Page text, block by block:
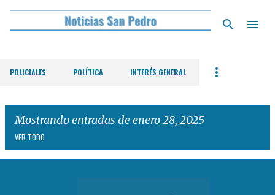
Ir al contenido principal
POLICIALES POLÍTICA INTERÉS GENERAL
Mostrando entradas de enero 28, 2025
VER TODO